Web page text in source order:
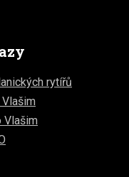
rytířů
Vlašim
Vlašim